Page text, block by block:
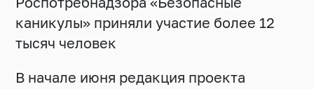
В начале июня редакция проекта